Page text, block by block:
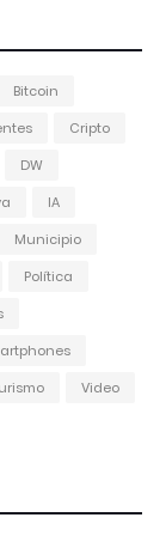
Bitcoin
Cripto
DW
IA
Municipio
Política
Video